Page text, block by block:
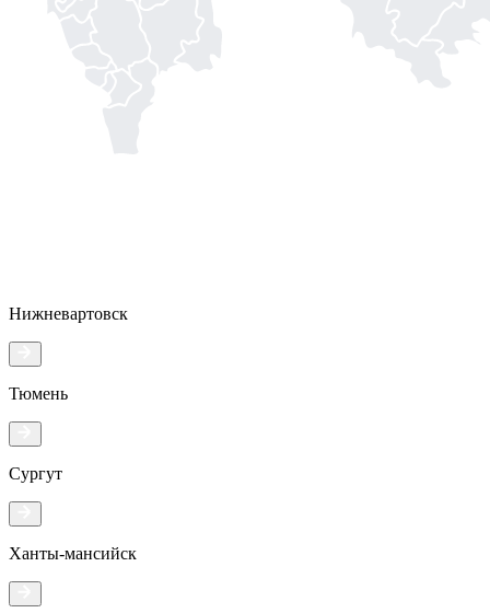
Нижневартовск
Тюмень
Сургут
Ханты-мансийск